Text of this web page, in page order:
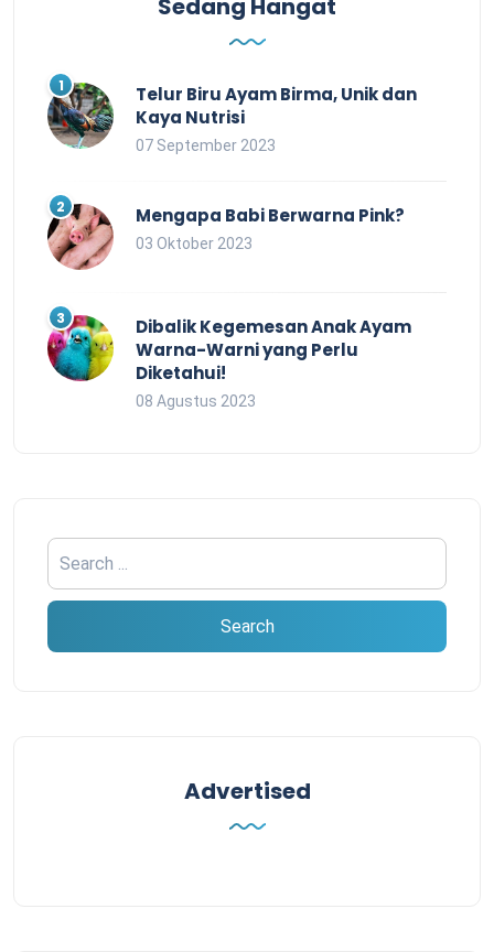
Sedang Hangat
Telur Biru Ayam Birma, Unik dan
Kaya Nutrisi
07 September 2023
Mengapa Babi Berwarna Pink?
03 Oktober 2023
Dibalik Kegemesan Anak Ayam
Warna-Warni yang Perlu
Diketahui!
08 Agustus 2023
Advertised